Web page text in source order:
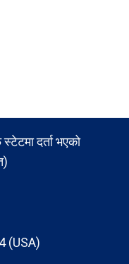
दर्ता भएको
(USA)